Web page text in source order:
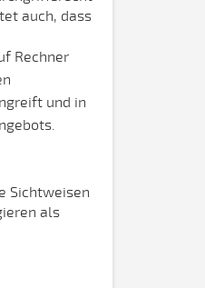
auch, dass
Rechner
und in
Sichtweisen
als